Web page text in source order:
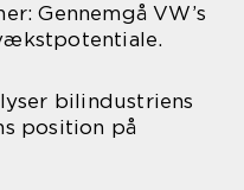
Gennemgå VW’s
bilindustriens
position på